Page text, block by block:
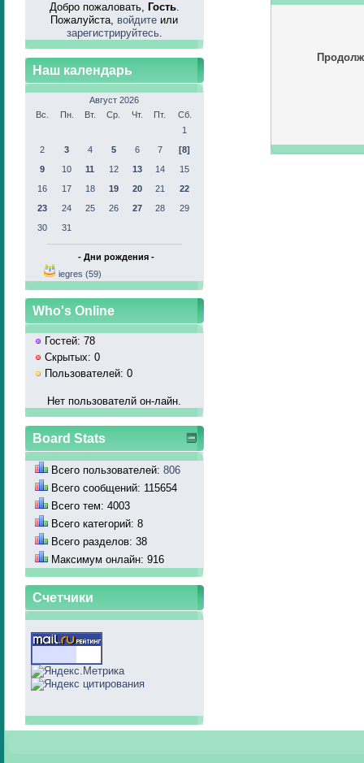
Добро пожаловать, Гость.
Пожалуйста, войдите или
зарегистрируйтесь.
Наш календарь
Август 2026
Вс.
Пн. Вт. Ср. Чт. Пт.
Сб.
1
2
3 4 5 6 7
[8]
9
10 11 12 13 14
15
16
17 18 19 20 21
22
23
24 25 26 27 28
29
30
31
- Дни рождения -
iegres (59)
Who's Online
Гостей: 78
Скрытых: 0
Пользователей: 0
Нет пользователй он-лайн.
Board Stats
Всего пользователей: 806
Всего сообщений: 115654
Всего тем: 4003
Всего категорий: 8
Всего разделов: 38
Максимум онлайн: 916
Счетчики